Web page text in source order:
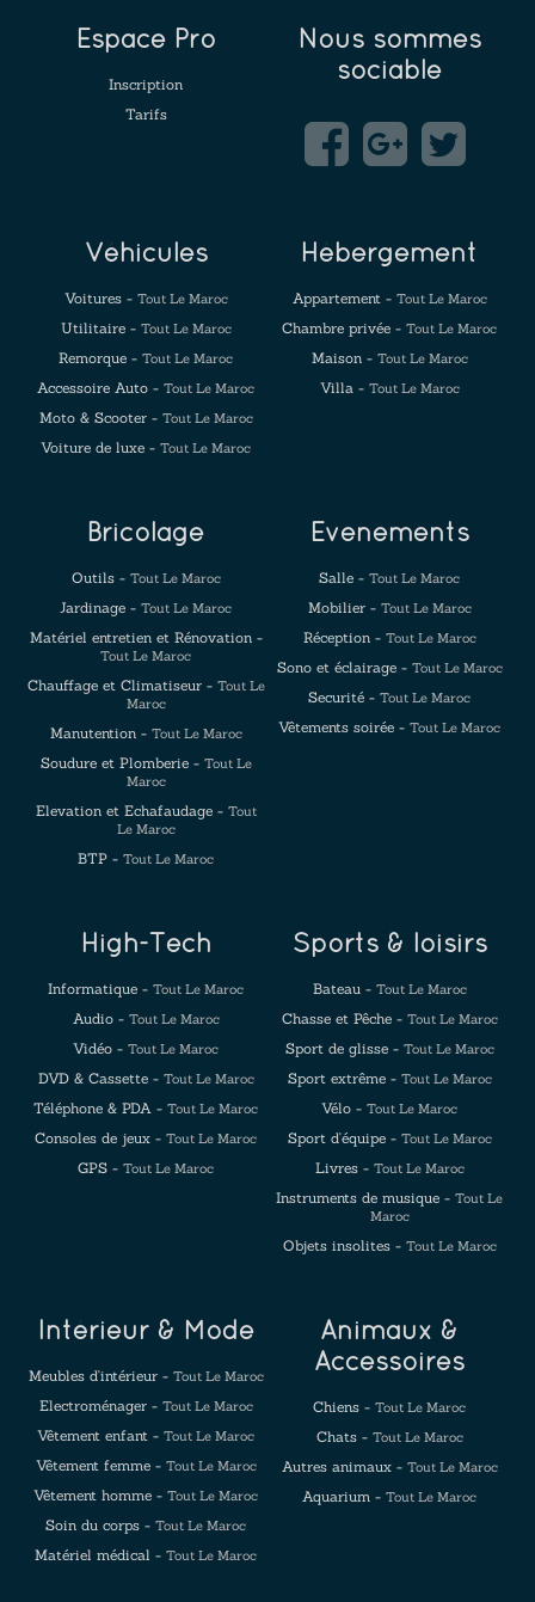
Espace Pro
Inscription
Tarifs
Nous sommes
sociable
Véhicules
Voitures - Tout Le Maroc
Utilitaire - Tout Le Maroc
Remorque - Tout Le Maroc
Accessoire Auto - Tout Le Maroc
Moto & Scooter - Tout Le Maroc
Voiture de luxe - Tout Le Maroc
Hébergement
Appartement - Tout Le Maroc
Chambre privée - Tout Le Maroc
Maison - Tout Le Maroc
Villa - Tout Le Maroc
Bricolage
Outils - Tout Le Maroc
Jardinage - Tout Le Maroc
Matériel entretien et Rénovation -
Tout Le Maroc
Chauffage et Climatiseur - Tout Le
Maroc
Manutention - Tout Le Maroc
Soudure et Plomberie - Tout Le
Maroc
Elevation et Echafaudage - Tout
Le Maroc
BTP - Tout Le Maroc
Evenements
Salle - Tout Le Maroc
Mobilier - Tout Le Maroc
Réception - Tout Le Maroc
Sono et éclairage - Tout Le Maroc
Securité - Tout Le Maroc
Vêtements soirée - Tout Le Maroc
High-Tech
Informatique - Tout Le Maroc
Audio - Tout Le Maroc
Vidéo - Tout Le Maroc
DVD & Cassette - Tout Le Maroc
Téléphone & PDA - Tout Le Maroc
Consoles de jeux - Tout Le Maroc
GPS - Tout Le Maroc
Sports & loisirs
Bateau - Tout Le Maroc
Chasse et Pêche - Tout Le Maroc
Sport de glisse - Tout Le Maroc
Sport extrême - Tout Le Maroc
Vélo - Tout Le Maroc
Sport d'équipe - Tout Le Maroc
Livres - Tout Le Maroc
Instruments de musique - Tout Le
Maroc
Objets insolites - Tout Le Maroc
Intérieur & Mode
Meubles d'intérieur - Tout Le Maroc
Electroménager - Tout Le Maroc
Vêtement enfant - Tout Le Maroc
Vêtement femme - Tout Le Maroc
Vêtement homme - Tout Le Maroc
Soin du corps - Tout Le Maroc
Matériel médical - Tout Le Maroc
Animaux &
Accessoires
Chiens - Tout Le Maroc
Chats - Tout Le Maroc
Autres animaux - Tout Le Maroc
Aquarium - Tout Le Maroc